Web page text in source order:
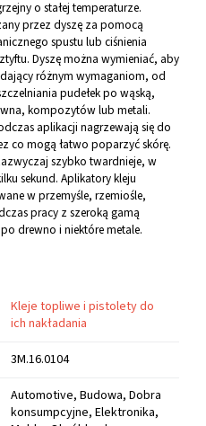
o stałej temperaturze.
przez dyszę za pomocą
spustu lub ciśnienia
Dyszę można wymieniać, aby
różnym wymaganiom, od
pudełek po wąską,
kompozytów lub metali.
aplikacji nagrzewają się do
co mogą łatwo poparzyć skórę.
szybko twardnieje, w
sekund. Aplikatory kleju
w przemyśle, rzemiośle,
pracy z szeroką gamą
drewno i niektóre metale.
Kleje topliwe i pistolety do
ich nakładania
3M.16.0104
Automotive, Budowa, Dobra
konsumpcyjne, Elektronika,